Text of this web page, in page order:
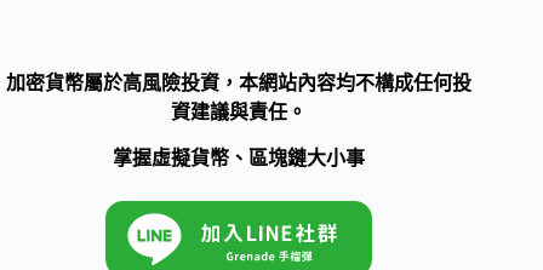
加密貨幣屬於高風險投資，本網站內容均不構成任何投
資建議與責任。
掌握虛擬貨幣、區塊鏈大小事